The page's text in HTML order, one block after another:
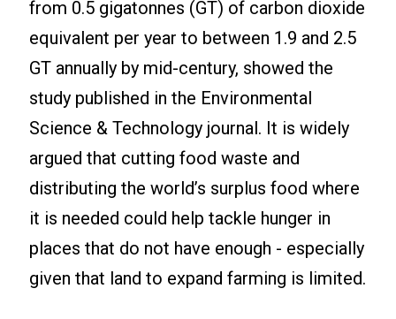
from 0.5 gigatonnes (GT) of carbon dioxide
equivalent per year to between 1.9 and 2.5
GT annually by mid-century, showed the
study published in the Environmental
Science & Technology journal. It is widely
argued that cutting food waste and
distributing the world’s surplus food where
it is needed could help tackle hunger in
places that do not have enough - especially
given that land to expand farming is limited.